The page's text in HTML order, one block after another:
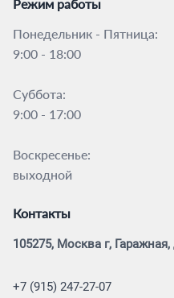
Режим работы
Понедельник - Пятница:
9:00 - 18:00
Суббота:
9:00 - 17:00
Воскресенье:
выходной
Контакты
105275, Москва г,
+7 (915) 247-27-07